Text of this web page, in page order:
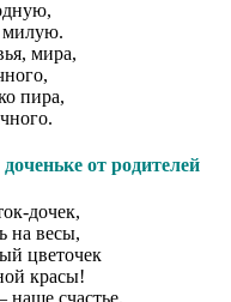
милую.
мира,
пира,
от родителей
дочек,
на весы,
цветочек
красы!